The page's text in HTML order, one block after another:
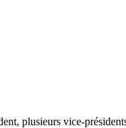
plusieurs vice-